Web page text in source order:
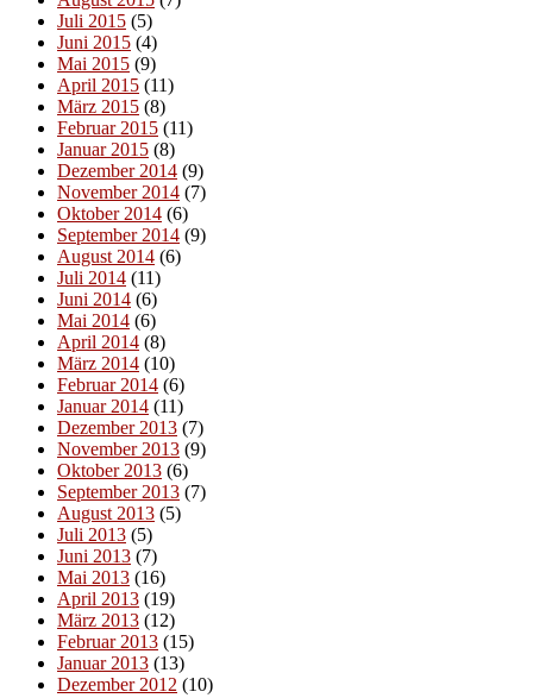
Juli 2015 (5)
Juni 2015 (4)
Mai 2015 (9)
April 2015 (11)
März 2015 (8)
Februar 2015 (11)
Januar 2015 (8)
Dezember 2014 (9)
November 2014 (7)
Oktober 2014 (6)
September 2014 (9)
August 2014 (6)
Juli 2014 (11)
Juni 2014 (6)
Mai 2014 (6)
April 2014 (8)
März 2014 (10)
Februar 2014 (6)
Januar 2014 (11)
Dezember 2013 (7)
November 2013 (9)
Oktober 2013 (6)
September 2013 (7)
August 2013 (5)
Juli 2013 (5)
Juni 2013 (7)
Mai 2013 (16)
April 2013 (19)
März 2013 (12)
Februar 2013 (15)
Januar 2013 (13)
Dezember 2012 (10)